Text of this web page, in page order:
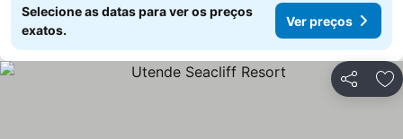
Selecione as datas para ver os preços
exatos.
Ver preços
Partilhar